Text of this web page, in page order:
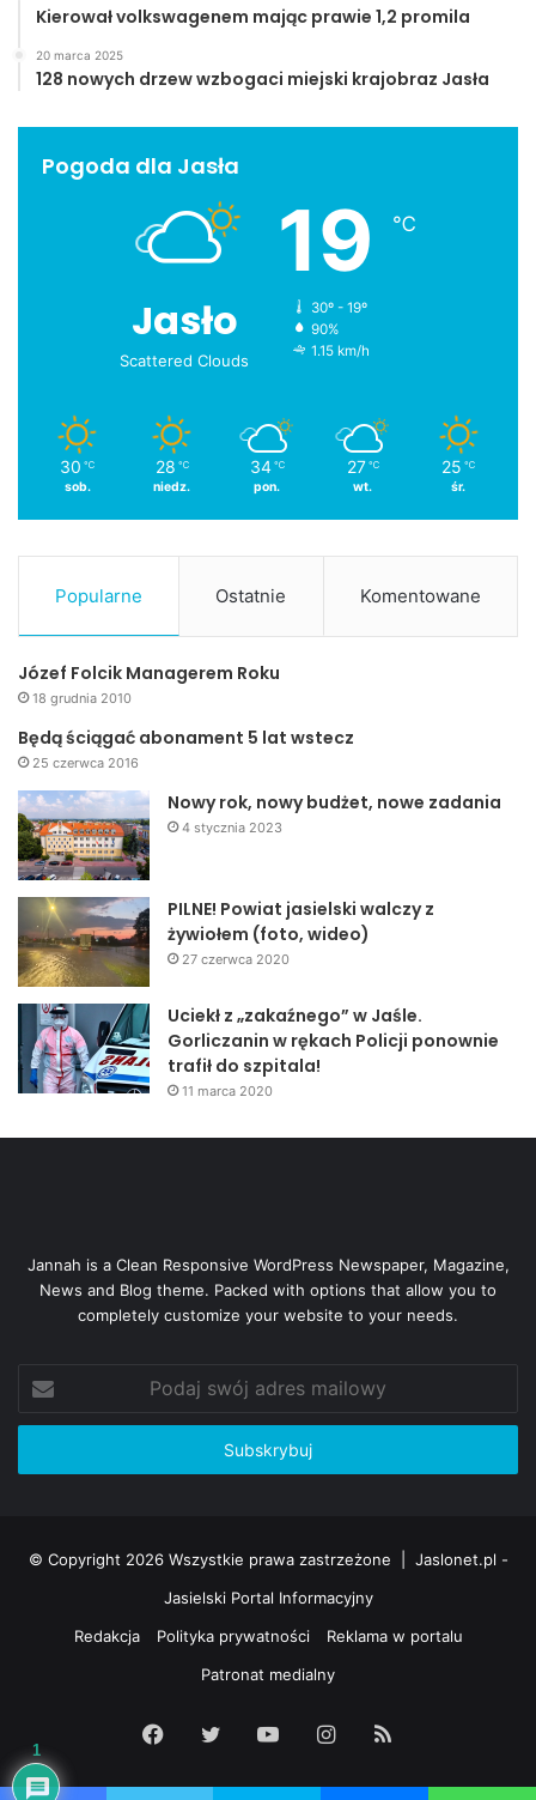
Kierował volkswagenem mając prawie 1,2 promila
20 marca 2025
128 nowych drzew wzbogaci miejski krajobraz Jasła
Pogoda dla Jasła
Jasło
Scattered Clouds
19 ℃
30º - 19º
90%
1.15 km/h
30 ℃
sob.
28 ℃
niedz.
34 ℃
pon.
27 ℃
wt.
25 ℃
śr.
Popularne Ostatnie Komentowane
Józef Folcik Managerem Roku
18 grudnia 2010
Będą ściągać abonament 5 lat wstecz
25 czerwca 2016
Nowy rok, nowy budżet, nowe zadania
4 stycznia 2023
PILNE! Powiat jasielski walczy z
żywiołem (foto, wideo)
27 czerwca 2020
Uciekł z „zakaźnego” w Jaśle.
Gorliczanin w rękach Policji ponownie
trafił do szpitala!
11 marca 2020
Jannah is a Clean Responsive WordPress Newspaper, Magazine,
News and Blog theme. Packed with options that allow you to
completely customize your website to your needs.
Podaj
swój
adres
© Copyright 2026 Wszystkie prawa zastrzeżone | Jaslonet.pl -
Jasielski Portal Informacyjny
Redakcja
Polityka prywatności
Reklama w portalu
Patronat medialny
Facebook
Twitter YouTubeInstagram
1